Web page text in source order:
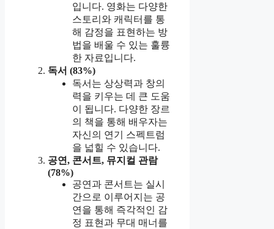
입니다. 영화는 다양한
스토리와 캐릭터를 통
해 감정을 표현하는 방
법을 배울 수 있는 훌륭
한 자료입니다.
독서 (83%)
독서는 상상력과 창의
력을 키우는 데 큰 도움
이 됩니다. 다양한 장르
의 책을 통해 배우자는
자신의 연기 스펙트럼
을 넓힐 수 있습니다.
공연, 콘서트, 뮤지컬 관람
(78%)
공연과 콘서트는 실시
간으로 이루어지는 공
연을 통해 즉각적인 감
정 표현과 무대 매너를